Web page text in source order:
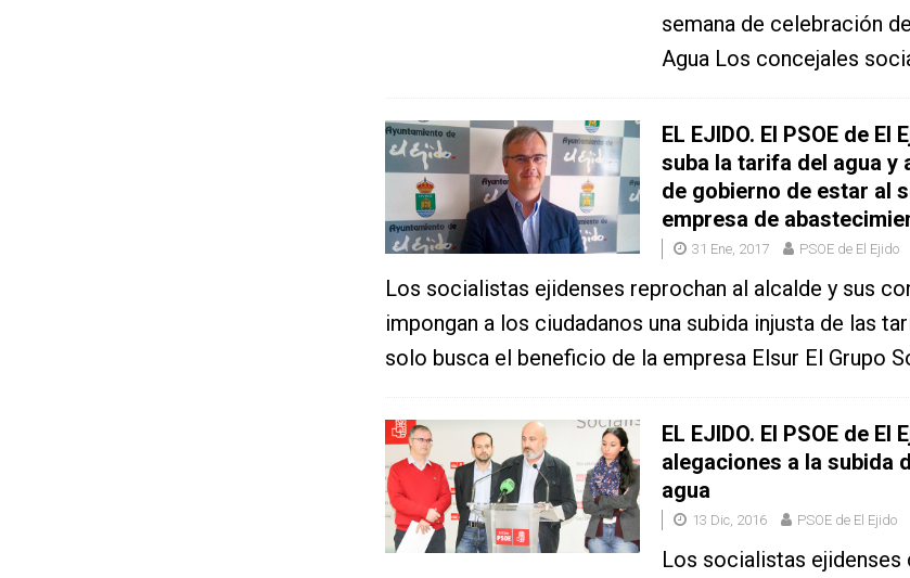
semana de celebración
Agua Los concejales
EL EJIDO. El PSOE de
suba la tarifa del agua y
de gobierno de estar al
empresa de
31 Ene, 2017 PSOE de El Ejido
Los socialistas ejidenses reprochan al alcalde y sus
impongan a los ciudadanos una subida injusta de las
solo busca el beneficio de la empresa Elsur El Grupo
EL EJIDO. El PSOE de El
alegaciones a la subida
agua
13 Dic, 2016 PSOE de El Ejido
Los socialistas ejidenses